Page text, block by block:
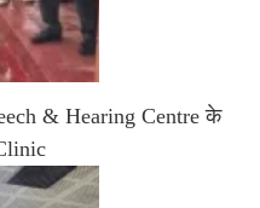
& Hearing Centre के